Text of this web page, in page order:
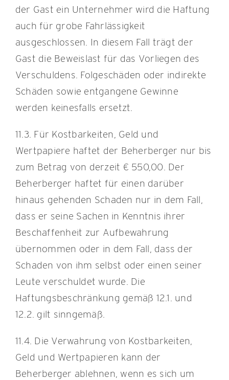
der Gast ein Unternehmer wird die Haftung
auch für grobe Fahrlässigkeit
ausgeschlossen. In diesem Fall trägt der
Gast die Beweislast für das Vorliegen des
Verschuldens. Folgeschäden oder indirekte
Schäden sowie entgangene Gewinne
werden keinesfalls ersetzt.
11.3. Für Kostbarkeiten, Geld und
Wertpapiere haftet der Beherberger nur bis
zum Betrag von derzeit € 550,00. Der
Beherberger haftet für einen darüber
hinaus gehenden Schaden nur in dem Fall,
dass er seine Sachen in Kenntnis ihrer
Beschaffenheit zur Aufbewahrung
übernommen oder in dem Fall, dass der
Schaden von ihm selbst oder einen seiner
Leute verschuldet wurde. Die
Haftungsbeschränkung gemäß 12.1. und
12.2. gilt sinngemäß.
11.4. Die Verwahrung von Kostbarkeiten,
Geld und Wertpapieren kann der
Beherberger ablehnen, wenn es sich um